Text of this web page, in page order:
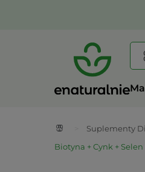
Suplementy
Biotyna + Cynk +